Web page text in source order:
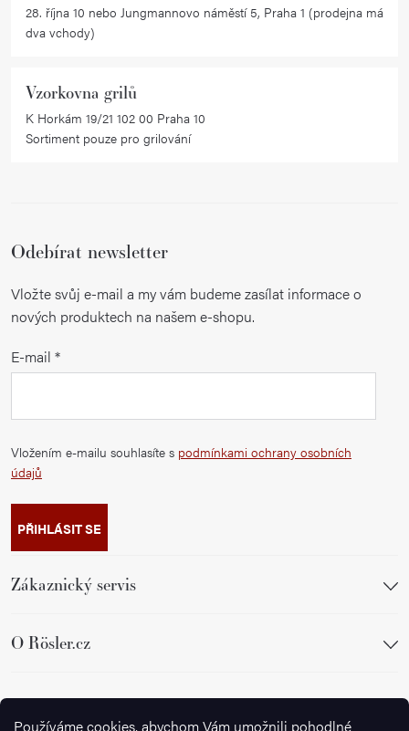
Používáme cookies, abychom Vám umožnili pohodlné
28. října 10 nebo Jungmannovo náměstí 5, Praha 1 (prodejna má
dva vchody)
Vzorkovna grilů
K Horkám 19/21 102 00 Praha 10
Sortiment pouze pro grilování
Odebírat newsletter
Vložte svůj e-mail a my vám budeme zasílat informace o
nových produktech na našem e-shopu.
E-mail
Vložením e-mailu souhlasíte s podmínkami ochrany osobních
údajů
PŘIHLÁSIT SE
Zákaznický servis
O Rösler.cz
Sledujte nás